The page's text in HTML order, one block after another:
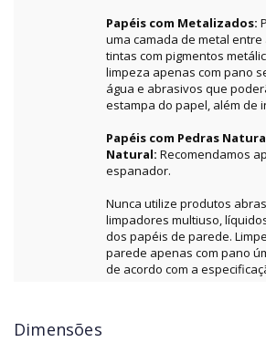
Papéis com Metalizados:
uma camada de metal
tintas com pigmentos
limpeza apenas com pano
água e abrasivos que
estampa do papel, além de
Papéis com Pedras
Natural: Recomendamos
espanador.
Nunca utilize produtos
limpadores multiuso,
dos papéis de parede.
parede apenas com pano
de acordo com a
Dimensões